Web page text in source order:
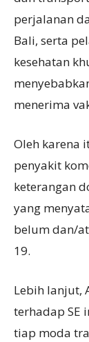
perjalanan
Bali, serta
kesehatan
menerima
Oleh karena
penyakit
keterangan
yang
belum dan/
19.
Lebih lanjut,
terhadap SE
tiap moda